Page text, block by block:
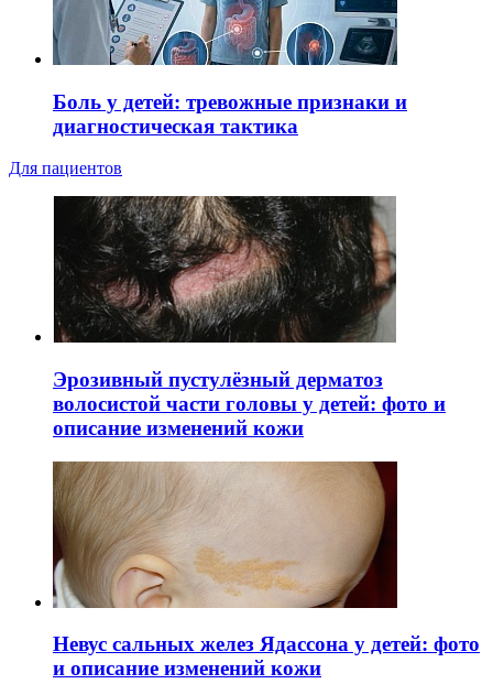
Боль у детей: тревожные признаки и
диагностическая тактика
Для пациентов
Эрозивный пустулёзный дерматоз
волосистой части головы у детей: фото и
описание изменений кожи
Невус сальных желез Ядассона у детей: фото
и описание изменений кожи